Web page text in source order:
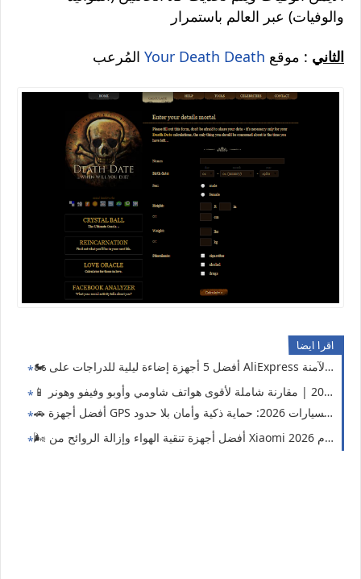
والوفيات) عبر العالم باستمرار
Your Death Death الثاني : موقع
اقرا ايضا